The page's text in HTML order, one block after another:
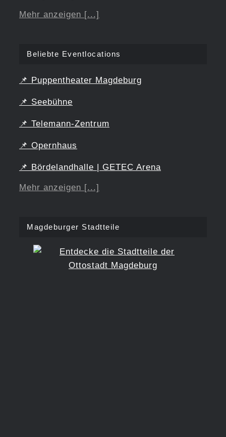
Mehr anzeigen [...]
Beliebte Eventlocations
📌 Puppentheater Magdeburg
📌 Seebühne
📌 Telemann-Zentrum
📌 Opernhaus
📌 Bördelandhalle | GETEC Arena
Mehr anzeigen [...]
Magdeburger Stadtteile